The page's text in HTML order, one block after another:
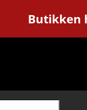
Butikken